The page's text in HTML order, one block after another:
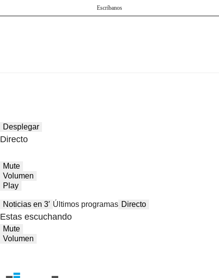
Escríbanos
Desplegar
Directo
Mute
Volumen
Play
Noticias en 3′ Últimos programas Directo
Estas escuchando
Mute
Volumen